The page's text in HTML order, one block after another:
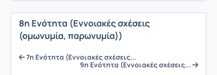
8η Ενότητα (Εννοιακές σχέσεις
(ομωνυμία, παρωνυμία))
7η Ενότητα (Εννοιακές σχέσεις...
9η Ενότητα (Εννοιακές σχέσεις...